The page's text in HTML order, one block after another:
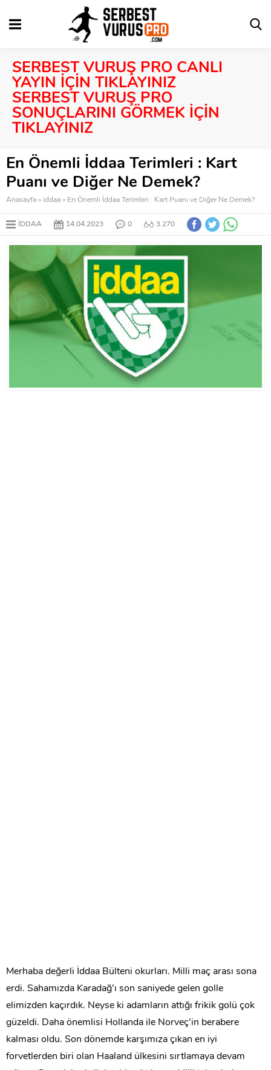
SERBEST VURUŞ PRO CANLI
YAYIN İÇİN TIKLAYINIZ
SERBEST VURUŞ PRO
SONUÇLARINI GÖRMEK İÇİN
TIKLAYINIZ
En Önemli İddaa Terimleri : Kart
Puanı ve Diğer Ne Demek?
Anasayfa » iddaa » En Önemli İddaa Terimleri : Kart Puanı ve Diğer Ne Demek?
IDDAA 14.04.2023 0 3.270
Merhaba değerli İddaa Bülteni okurları. Milli maç arası sona
erdi. Sahamızda Karadağ’ı son saniyede gelen golle
elimizden kaçırdık. Neyse ki adamların attığı frikik golü çok
güzeldi. Daha önemlisi Hollanda ile Norveç’in berabere
kalması oldu. Son dönemde karşımıza çıkan en iyi
forvetlerden biri olan Haaland ülkesini sırtlamaya devam